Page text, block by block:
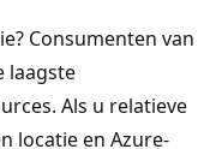
Consumenten van
laagste
Als u relatieve
locatie en Azure-